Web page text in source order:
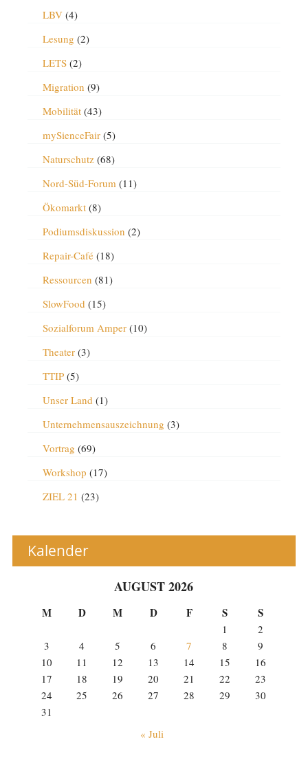
LBV(4)
Lesung (2)
LETS(2)
Migration (9)
Mobilität(43)
mySienceFair(5)
Naturschutz(68)
Nord-Süd-Forum(11)
Ökomarkt(8)
Podiumsdiskussion (2)
Repair-Café(18)
Ressourcen (81)
SlowFood (15)
Sozialforum Amper(10)
Theater(3)
TTIP(5)
Unser Land (1)
Unternehmensauszeichnung (3)
Vortrag (69)
Workshop (17)
ZIEL 21 (23)
Kalender
AUGUST 2026
M D M D F S S
1
2
3
4 5 6 7 8
9
10
11 12 13 14 15
16
17
18 19 20 21 22
23
24
25 26 27 28 29
30
31
« Juli